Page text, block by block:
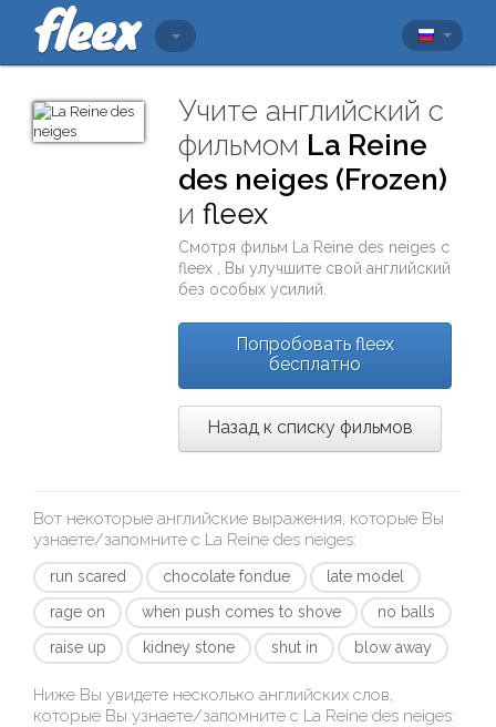
Учите английский с
фильмом La Reine
des neiges (Frozen)
иfleex
Смотря фильм La Reine des neiges с
fleex
, Вы улучшите свой английский
без особых усилий.
Попробовать fleex
бесплатно
Назад к списку фильмов
Вот некоторые английские выражения, которые Вы
узнаете/запомните с La Reine des neiges:
run scared chocolate fondue
late model
rage on
when push comes to shove
no balls
raise up
kidney stone shut in blow away
Ниже Вы увидете несколько английских слов,
которые Вы узнаете/запомните с La Reine des neiges: